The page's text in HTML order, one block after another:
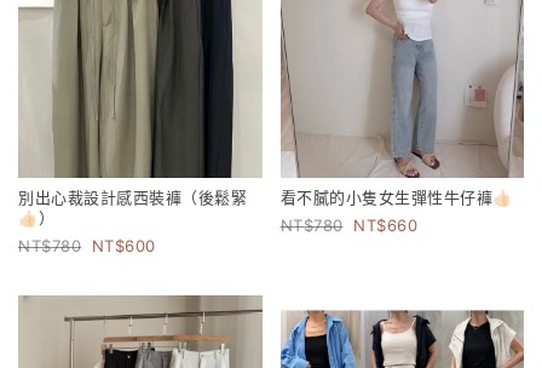
別出心裁設計感西裝褲（後鬆緊
👍🏻）
780
600
看不膩的小隻女生彈性牛仔褲👍🏻
780
660